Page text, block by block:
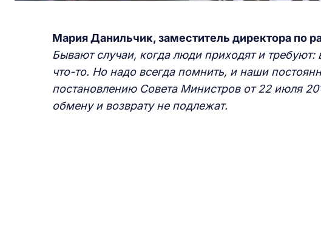
МарияДанильчик,заместитель директора по
Бываютслучаи, когда люди приходят и требуют:
что-то. Но надо всегда помнить, и наши
постановлению Совета Министров от 22 июля
обмену и возврату не подлежат.